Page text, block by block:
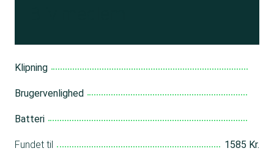
Klipning
Brugervenlighed
Batteri
Fundet til 1585 Kr.